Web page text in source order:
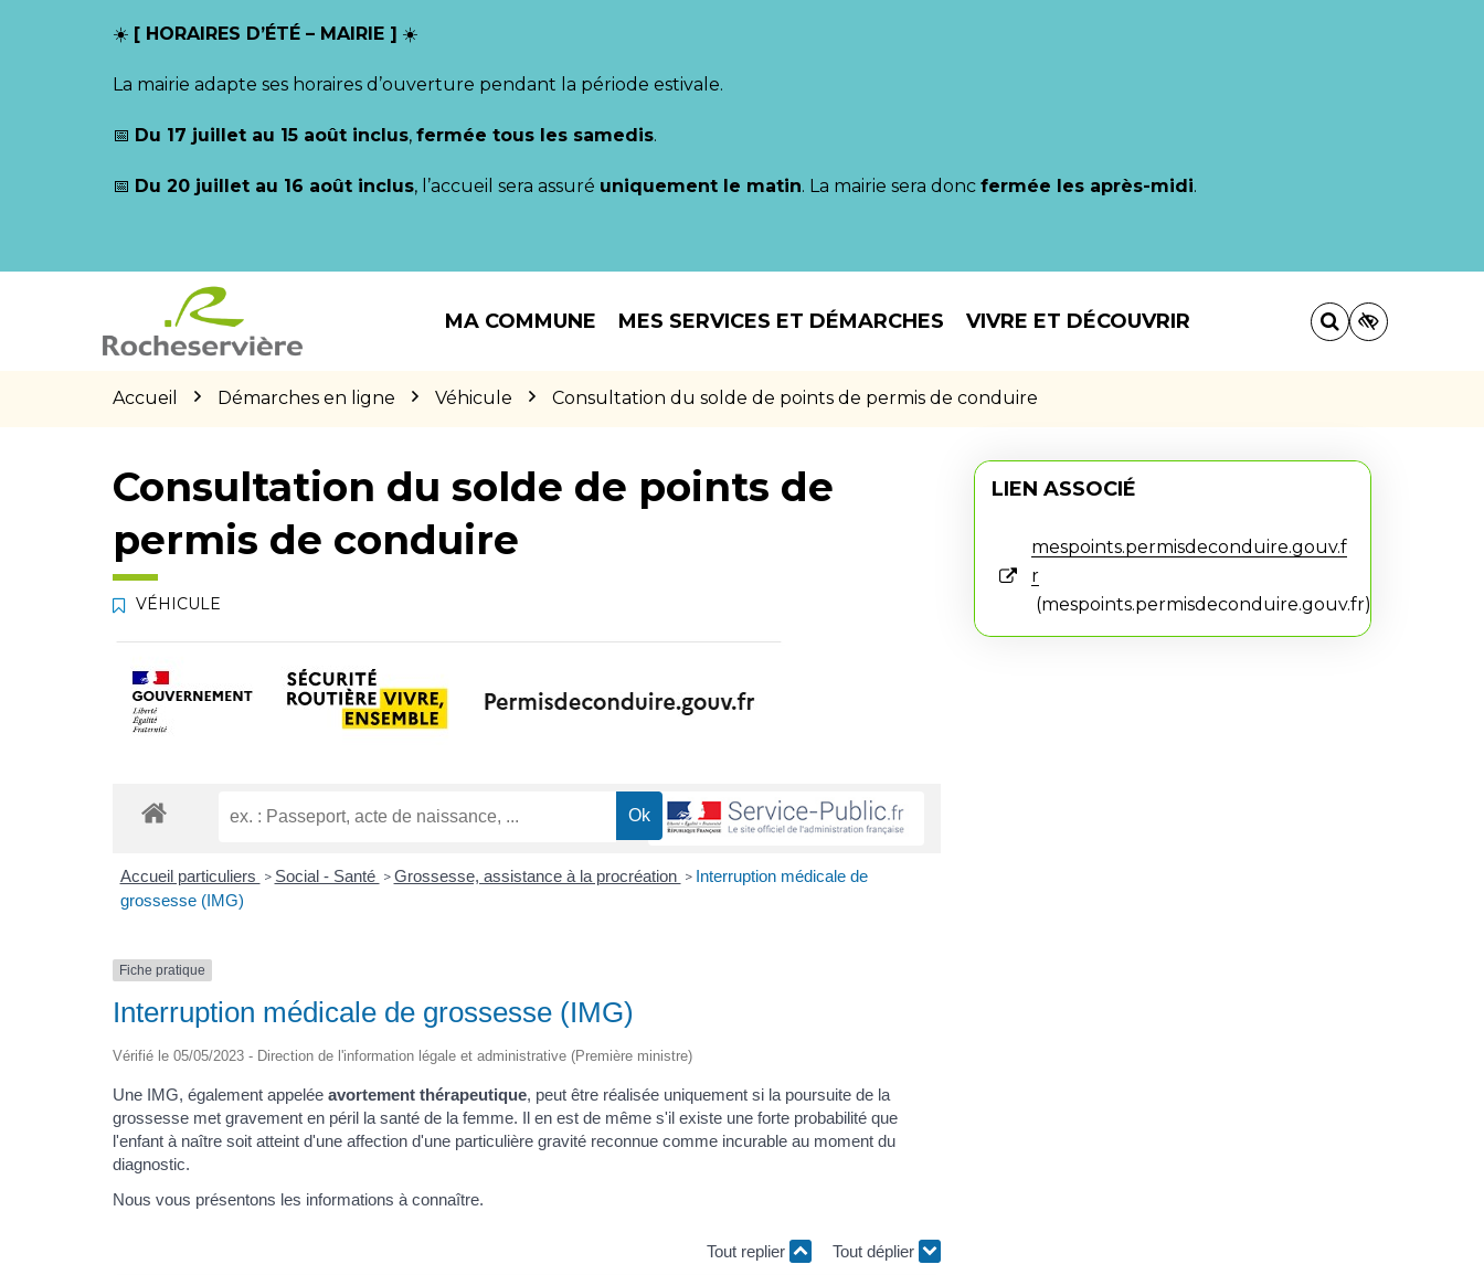
☀️ [ HORAIRES D’ÉTÉ – MAIRIE ] ☀️
La mairie adapte ses horaires d’ouverture pendant la période estivale.
📅 Du 17 juillet au 15 août inclus, fermée tous les samedis.
📅 Du 20 juillet au 16 août inclus, l’accueil sera assuré uniquement le matin. La mairie sera donc fermée les après-midi.
MA COMMUNE MES SERVICES ET DÉMARCHES VIVRE ET DÉCOUVRIR
Accueil Démarches en ligne Véhicule Consultation du solde de points de permis de conduire
Consultation du solde de points de
permis de conduire
VÉHICULE
Accueil particuliers > Social - Santé > Grossesse, assistance à la procréation > Interruption médicale de
grossesse (IMG)
Fiche pratique
Interruption médicale de grossesse (IMG)
Vérifié le 05/05/2023 - Direction de l'information légale et administrative (Première ministre)
Une IMG, également appelée avortement thérapeutique, peut être réalisée uniquement si la poursuite de la
grossesse met gravement en péril la santé de la femme. Il en est de même s'il existe une forte probabilité que
l'enfant à naître soit atteint d'une affection d'une particulière gravité reconnue comme incurable au moment du
diagnostic.
Nous vous présentons les informations à connaître.
Tout replier Tout déplier
LIEN ASSOCIÉ
mespoints.permisdeconduire.gouv.f
r
mespoints.permisdeconduire.gouv.fr